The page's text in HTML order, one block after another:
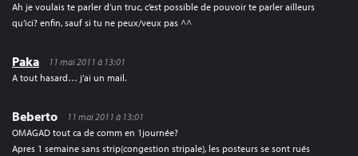
Ah je voulais te parler d’un truc, c’est possible de pouvoir te parler ailleurs
qu’ici? enfin, sauf si tu ne peux/veux pas ^^
Paka
11 mai 2011 à 13:01
A tout hasard… j’ai un mail.
Beberto
11 mai 2011 à 13:01
OMAGAD tout ca de comm en 1journée?
Apres 1 semaine sans strip(congestion stripale), les posteurs se sont rués